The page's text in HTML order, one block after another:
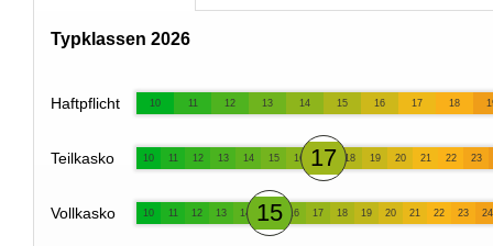
Typklassen 2026
Haftpflicht 10 11 12 13 14 15 16 17 18
Teilkasko 10 11 12 13 14 15 16 17 18 19 20 21 22 23
Vollkasko 10 11 12 13 14 15 16 17 18 19 20 21 22 23 24